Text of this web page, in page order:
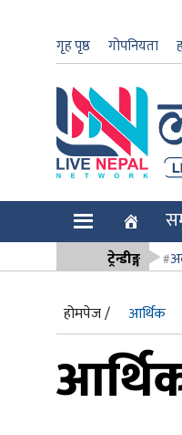
गृह पृष्ठ गोपनियता
ट्रेन्डीङ्ग
होमपेज /
आर्थिक